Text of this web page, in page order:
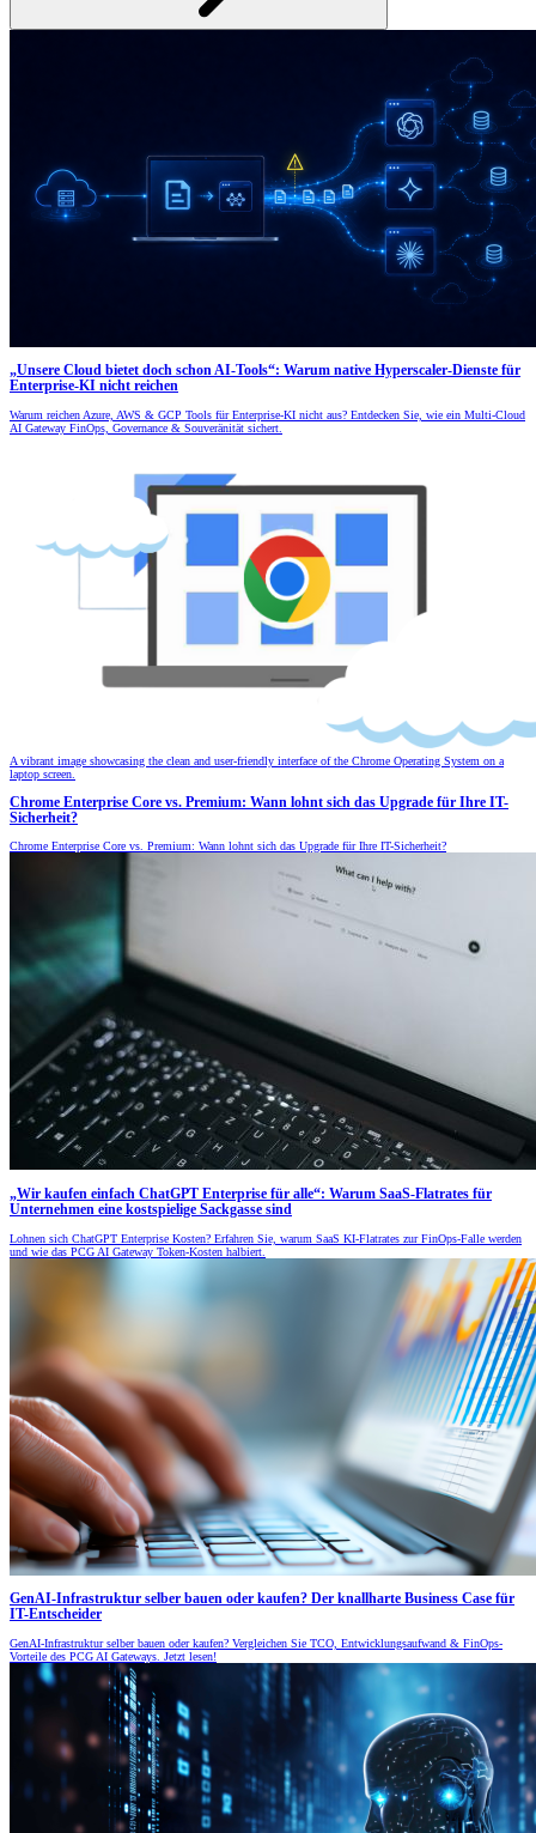
„Unsere Cloud bietet doch schon AI-Tools“: Warum native Hyperscaler-Dienste für
Enterprise-KI nicht reichen
Warum reichen Azure, AWS & GCP Tools für Enterprise-KI nicht aus? Entdecken Sie, wie ein Multi-Cloud
AI Gateway FinOps, Governance & Souveränität sichert.
A vibrant image showcasing the clean and user-friendly interface of the Chrome Operating System on a
laptop screen.
Chrome Enterprise Core vs. Premium: Wann lohnt sich das Upgrade für Ihre IT-
Sicherheit?
Chrome Enterprise Core vs. Premium: Wann lohnt sich das Upgrade für Ihre IT-Sicherheit?
„Wir kaufen einfach ChatGPT Enterprise für alle“: Warum SaaS-Flatrates für
Unternehmen eine kostspielige Sackgasse sind
Lohnen sich ChatGPT Enterprise Kosten? Erfahren Sie, warum SaaS KI-Flatrates zur FinOps-Falle werden
und wie das PCG AI Gateway Token-Kosten halbiert.
GenAI-Infrastruktur selber bauen oder kaufen? Der knallharte Business Case für
IT-Entscheider
GenAI-Infrastruktur selber bauen oder kaufen? Vergleichen Sie TCO, Entwicklungsaufwand & FinOps-
Vorteile des PCG AI Gateways. Jetzt lesen!